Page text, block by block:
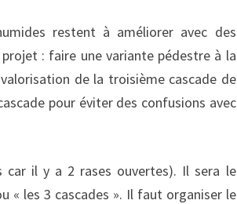
restent à améliorer avec des
: faire une variante pédestre à la
de la troisième cascade de
pour éviter des confusions avec
car il y a 2 rases ouvertes). Il sera le
« les 3 cascades ». Il faut organiser le